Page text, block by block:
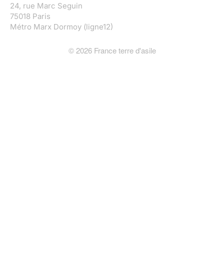
24, rue Marc Seguin
75018 Paris
Métro Marx Dormoy (ligne12)
© 2026France terre d'asile